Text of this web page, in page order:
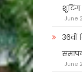
शूटिंग
June
36वीं
June